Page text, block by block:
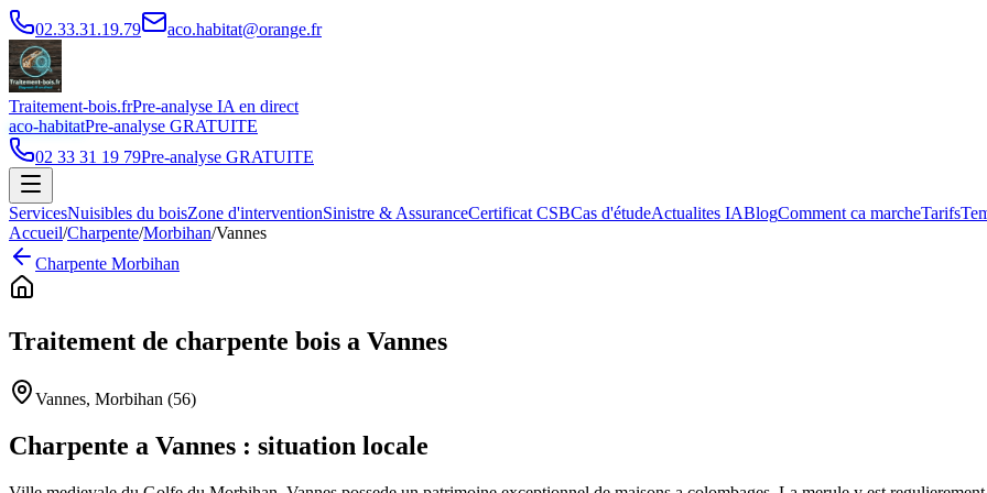
02.33.31.19.79 aco.habitat@orange.fr
Traitement-bois.frPre-analyse IA en direct
aco-habitatPre-analyse GRATUITE
02 33 31 19 79Pre-analyse GRATUITE
ServicesNuisibles du boisZone d'interventionSinistre & AssuranceCertificat CSBCas d'étudeActualites IABlogComment ca marcheTarifs
Accueil/Charpente/Morbihan/Vannes
Charpente Morbihan
Traitement de charpente bois a Vannes
Vannes, Morbihan (56)
Charpente a Vannes : situation locale